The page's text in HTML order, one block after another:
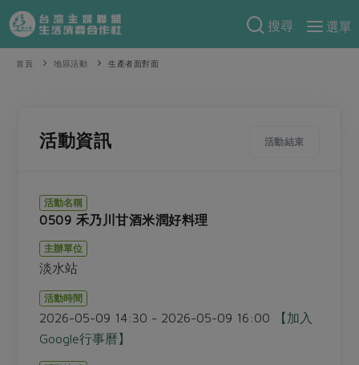
搜尋
選單
產品分類
芽苗類
奶蛋豆・五穀
肉品・水產
食材
麵食
肉食
海鮮
蔬食
蛋料理
特別企畫
把最好的台灣味帶回家！
2026年端午節預購圓滿結束
更多預購活動
當季產品
觀點文章
主婦食堂
社內大小事
產品故事
樂齡生活
關於合作社
認識合作社
關於我們
合作社組織
員工與求才
重要公告
首頁 地區活動 生產者面對面
活動結束
活動資訊
活動名稱
0509 禾乃川甘酒米潤好料理
主辦單位
淡水站
活動時間
2026-05-09 14:30 - 2026-05-09 16:00
【加入
Google行事曆】